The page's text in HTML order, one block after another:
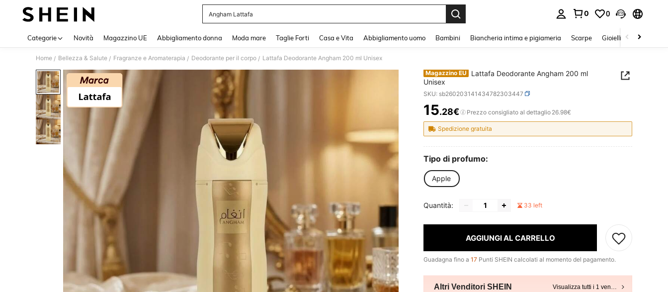
Angham Lattafa
0 0
Categorie Novità Magazzino UE Abbigliamento donna Moda mare Taglie Forti Casa e Vita Abbigliamento uomo Bambini Biancheria intima e pigiameria Scarpe Gioielli E Accessori
Home / Bellezza & Salute / Fragranze e Aromaterapia / Deodorante per il corpo / Lattafa Deodorante Angham 200 ml Unisex
Magazzino EU
Lattafa Deodorante Angham 200 ml
Unisex
SKU: sb260203141434782303447
PRICE AND AVAILABILITY
15.28€ Prezzo consigliato al dettaglio 26.98€
Spedizione gratuita
Tipo di profumo:
Apple
Quantità: 33 left
AGGIUNGI AL CARRELLO
Guadagna fino a 17 Punti SHEIN calcolati al momento del pagamento.
Altri Venditori SHEIN Visualizza tutti i 1 venditori